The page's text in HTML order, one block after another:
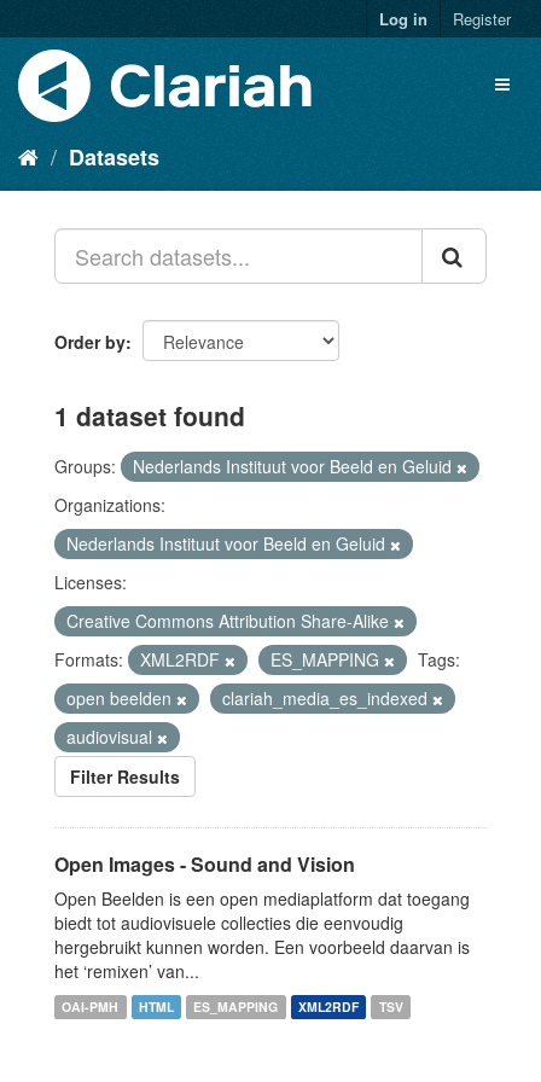
Log in Register
Datasets
Order by
1 dataset found
Groups:
Nederlands Instituut voor Beeld en Geluid
Organizations:
Nederlands Instituut voor Beeld en Geluid
Licenses:
Creative Commons Attribution Share-Alike
Formats:
XML2RDF ES_MAPPING
Tags:
open beelden
clariah_media_es_indexed
audiovisual
Filter Results
Open Images - Sound and Vision
Open Beelden is een open mediaplatform dat toegang
biedt tot audiovisuele collecties die eenvoudig
hergebruikt kunnen worden. Een voorbeeld daarvan is
het ‘remixen’ van...
OAI-PMH HTML ES_MAPPING XML2RDF TSV